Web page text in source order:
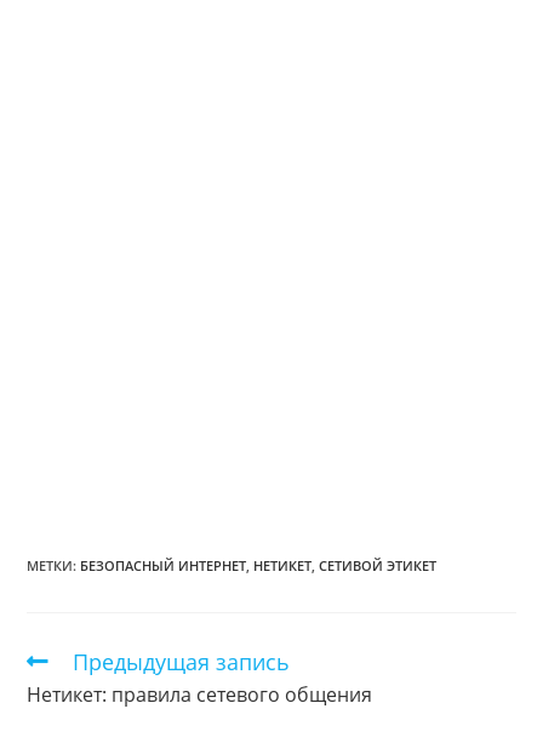
МЕТКИ: БЕЗОПАСНЫЙ ИНТЕРНЕТ НЕТИКЕТ СЕТИВОЙ ЭТИКЕТ
Еще
статьи
Предыдущая запись
Нетикет: правила сетевого общения